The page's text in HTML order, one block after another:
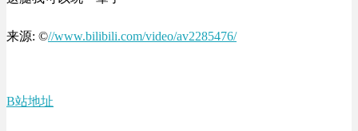
来源: ©//www.bilibili.com/video/av2285476/
B站地址